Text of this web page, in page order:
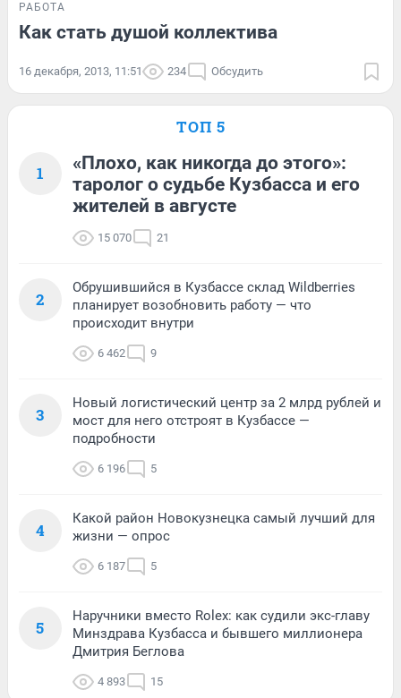
РАБОТА
Как стать душой коллектива
16 декабря, 2013, 11:51 234 Обсудить
ТОП 5
1
«Плохо, как никогда до этого»:
таролог о судьбе Кузбасса и его
жителей в августе
15 070 21
2
Обрушившийся в Кузбассе склад Wildberries
планирует возобновить работу — что
происходит внутри
6 462 9
3
Новый логистический центр за 2 млрд рублей и
мост для него отстроят в Кузбассе —
подробности
6 196 5
4
Какой район Новокузнецка самый лучший для
жизни — опрос
6 187 5
5
Наручники вместо Rolex: как судили экс-главу
Минздрава Кузбасса и бывшего миллионера
Дмитрия Беглова
4 893 15